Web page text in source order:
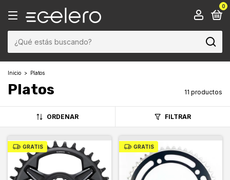
0
Inicio > Platos
Platos 11 productos
ORDENAR FILTRAR
GRATIS GRATIS